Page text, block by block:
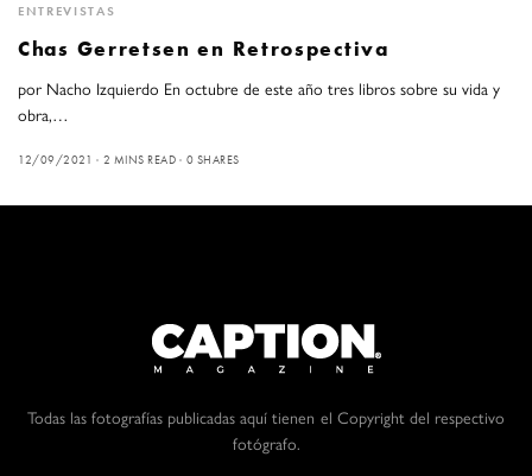
ENTREVISTAS
Chas Gerretsen en Retrospectiva
por Nacho Izquierdo En octubre de este año tres libros sobre su vida y
obra,…
12/09/2021 2 MINS READ 0 SHARES
Todas las fotografías publicadas aquí tienen el Copyright del respectivo
fotógrafo.